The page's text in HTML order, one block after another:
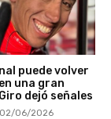
puede volver
una gran
dejó señales
02/06/2026